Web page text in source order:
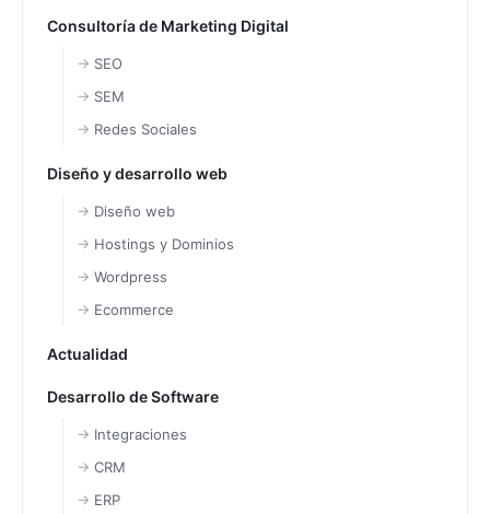
Consultoría de Marketing Digital
SEO
SEM
Redes Sociales
Diseño y desarrollo web
Diseño web
Hostings y Dominios
Wordpress
Ecommerce
Actualidad
Desarrollo de Software
Integraciones
CRM
ERP